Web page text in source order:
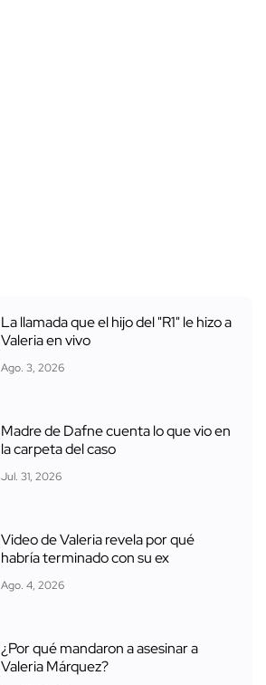
La llamada que el hijo del "R1" le hizo a
Valeria en vivo
Ago. 3, 2026
Madre de Dafne cuenta lo que vio en
la carpeta del caso
Jul. 31, 2026
Video de Valeria revela por qué
habría terminado con su ex
Ago. 4, 2026
¿Por qué mandaron a asesinar a
Valeria Márquez?